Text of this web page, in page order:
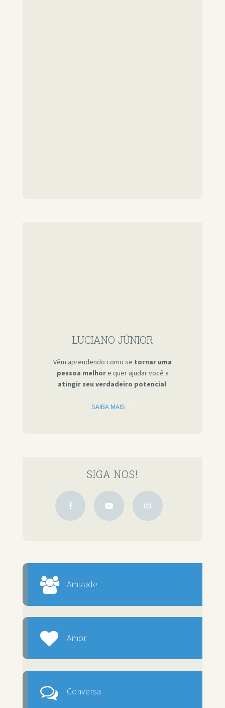
LUCIANO JÚNIOR
Vêm aprendendo como se tornar uma
pessoa melhore quer ajudar você a
atingir seu verdadeiro potencial.
SAIBA MAIS
SIGA NOS!
Amizade
Amor
Conversa